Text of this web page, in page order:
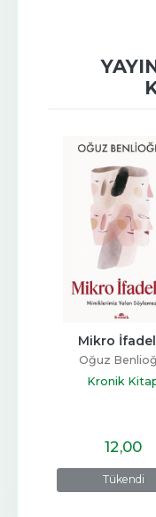
Tükendi
Mikro
Oğuz
Kronik
12,00